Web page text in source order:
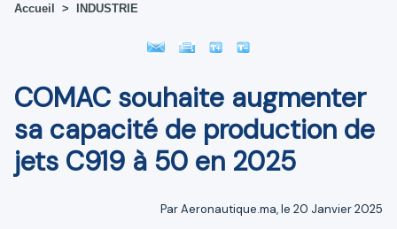
Accueil > INDUSTRIE
COMAC souhaite augmenter
sa capacité de production de
jets C919 à 50 en 2025
Par Aeronautique.ma, le 20 Janvier 2025